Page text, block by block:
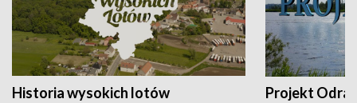
Historia wysokich lotów Projekt Odra